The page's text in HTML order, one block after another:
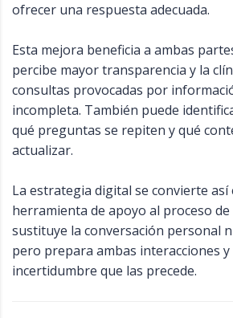
ofrecer una respuesta adecuada.
Esta mejora beneficia a ambas
percibe mayor transparencia y la
consultas provocadas por
incompleta. También puede
qué preguntas se repiten y qué
actualizar.
La estrategia digital se convierte así
herramienta de apoyo al proceso de
sustituye la conversación personal
pero prepara ambas interacciones y
incertidumbre que las precede.